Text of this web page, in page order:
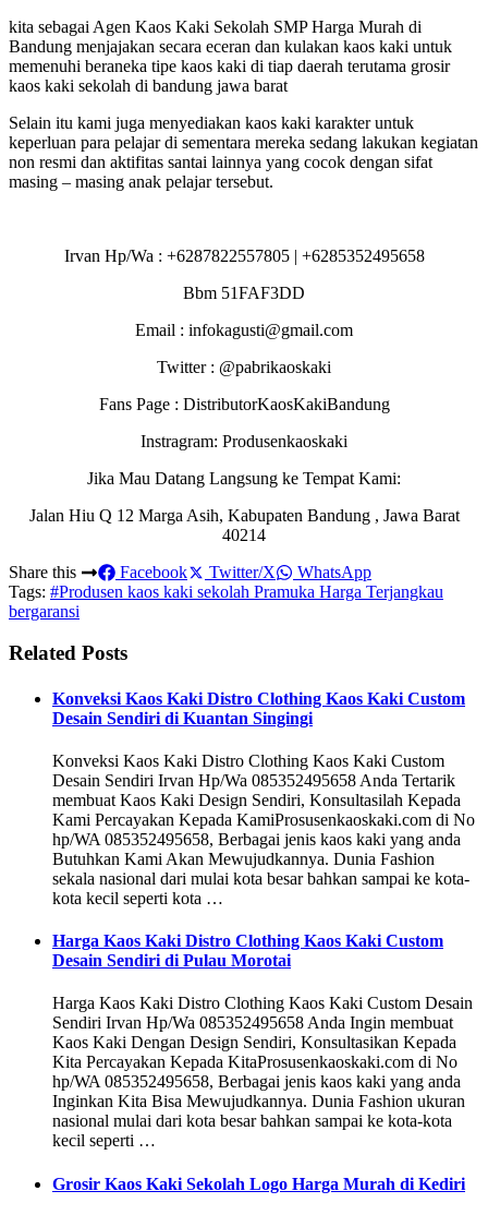
kita sebagai Agen Kaos Kaki Sekolah SMP Harga Murah di
Bandung menjajakan secara eceran dan kulakan kaos kaki untuk
memenuhi beraneka tipe kaos kaki di tiap daerah terutama grosir
kaos kaki sekolah di bandung jawa barat
Selain itu kami juga menyediakan kaos kaki karakter untuk
keperluan para pelajar di sementara mereka sedang lakukan kegiatan
non resmi dan aktifitas santai lainnya yang cocok dengan sifat
masing – masing anak pelajar tersebut.
Irvan Hp/Wa : +6287822557805 | +6285352495658
Bbm 51FAF3DD
Email : infokagusti@gmail.com
Twitter : @pabrikaoskaki
Fans Page : DistributorKaosKakiBandung
Instragram: Produsenkaoskaki
Jika Mau Datang Langsung ke Tempat Kami:
Jalan Hiu Q 12 Marga Asih, Kabupaten Bandung , Jawa Barat
40214
Share this
Facebook Twitter/X
WhatsApp
Tags: #Produsen kaos kaki sekolah Pramuka Harga Terjangkau
bergaransi
Related Posts
Konveksi Kaos Kaki Distro Clothing Kaos Kaki Custom
Desain Sendiri di Kuantan Singingi
Konveksi Kaos Kaki Distro Clothing Kaos Kaki Custom
Desain Sendiri Irvan Hp/Wa 085352495658 Anda Tertarik
membuat Kaos Kaki Design Sendiri, Konsultasilah Kepada
Kami Percayakan Kepada KamiProsusenkaoskaki.com di No
hp/WA 085352495658, Berbagai jenis kaos kaki yang anda
Butuhkan Kami Akan Mewujudkannya. Dunia Fashion
sekala nasional dari mulai kota besar bahkan sampai ke kota-
kota kecil seperti kota …
Harga Kaos Kaki Distro Clothing Kaos Kaki Custom
Desain Sendiri di Pulau Morotai
Harga Kaos Kaki Distro Clothing Kaos Kaki Custom Desain
Sendiri Irvan Hp/Wa 085352495658 Anda Ingin membuat
Kaos Kaki Dengan Design Sendiri, Konsultasikan Kepada
Kita Percayakan Kepada KitaProsusenkaoskaki.com di No
hp/WA 085352495658, Berbagai jenis kaos kaki yang anda
Inginkan Kita Bisa Mewujudkannya. Dunia Fashion ukuran
nasional mulai dari kota besar bahkan sampai ke kota-kota
kecil seperti …
Grosir Kaos Kaki Sekolah Logo Harga Murah di Kediri